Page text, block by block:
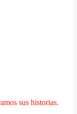
sus historias.